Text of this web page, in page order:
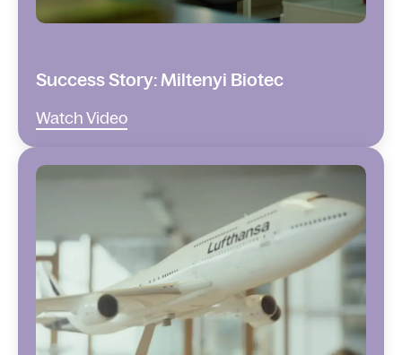
Success Story: Miltenyi Biotec
Watch Video